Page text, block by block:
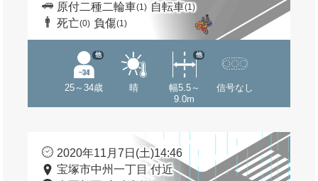
原付二種二輪車(1) 自転車(1)
死亡(0) 負傷(1)
25～34歳
他
晴
幅5.5～
9.0m
他
信号なし
2020年11月7日(土)14:46
宝塚市中州一丁目 付近